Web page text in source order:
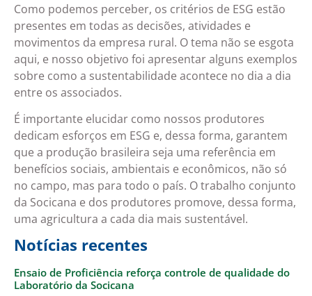
Como podemos perceber, os critérios de ESG estão
presentes em todas as decisões, atividades e
movimentos da empresa rural. O tema não se esgota
aqui, e nosso objetivo foi apresentar alguns exemplos
sobre como a sustentabilidade acontece no dia a dia
entre os associados.
É importante elucidar como nossos produtores
dedicam esforços em ESG e, dessa forma, garantem
que a produção brasileira seja uma referência em
benefícios sociais, ambientais e econômicos, não só
no campo, mas para todo o país. O trabalho conjunto
da Socicana e dos produtores promove, dessa forma,
uma agricultura a cada dia mais sustentável.
Notícias recentes
Ensaio de Proficiência reforça controle de qualidade do
Laboratório da Socicana